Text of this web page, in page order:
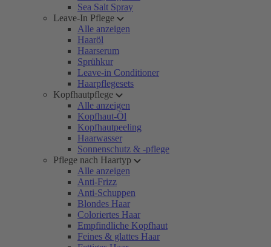
Sea Salt Spray
Leave-In Pflege
Alle anzeigen
Haaröl
Haarserum
Sprühkur
Leave-in Conditioner
Haarpflegesets
Kopfhautpflege
Alle anzeigen
Kopfhaut-Öl
Kopfhautpeeling
Haarwasser
Sonnenschutz & -pflege
Pflege nach Haartyp
Alle anzeigen
Anti-Frizz
Anti-Schuppen
Blondes Haar
Coloriertes Haar
Empfindliche Kopfhaut
Feines & glattes Haar